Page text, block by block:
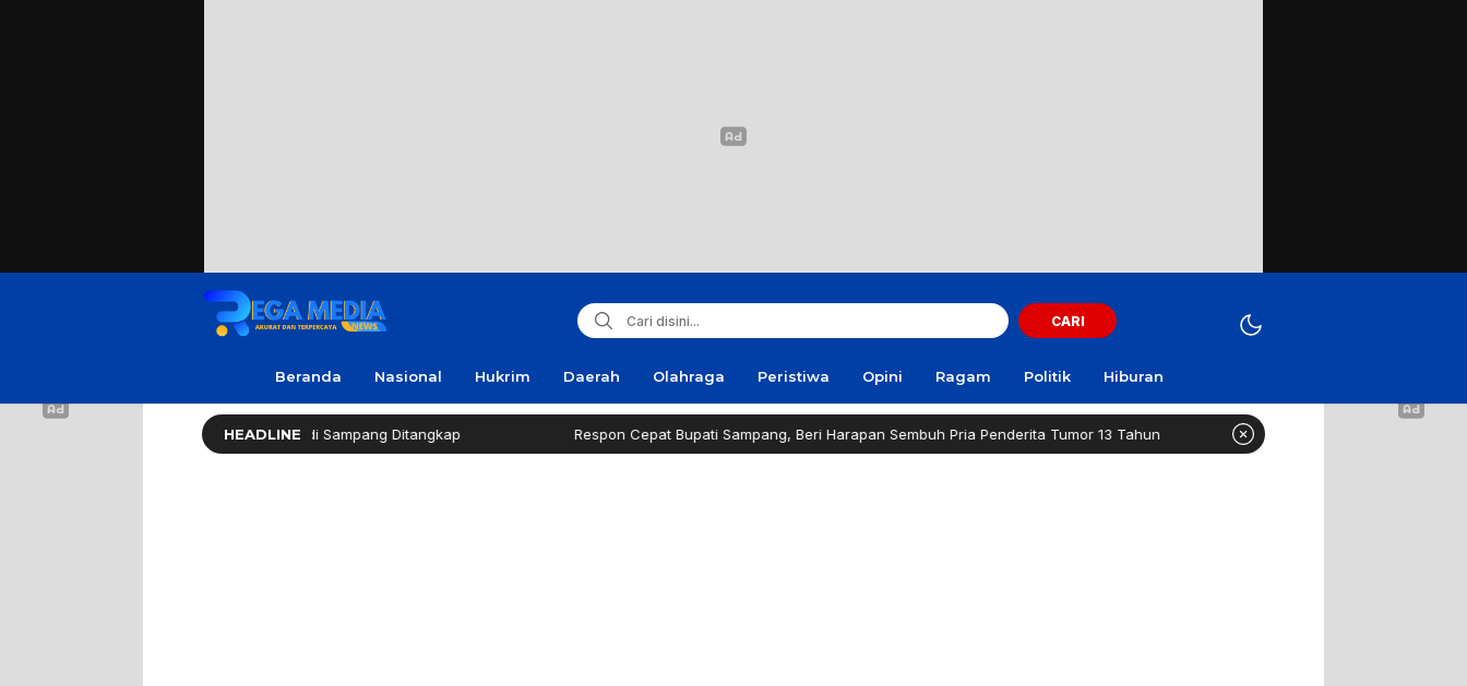
CARI
Beranda Nasional Hukrim Daerah Olahraga Peristiwa Opini Ragam Politik Hiburan
HEADLINE
Warga Soal Utang, 3 Pria di Sampang Ditangkap Respon Cepat Bupati Sampang, Beri Harapan Sembuh Pria Penderita Tumor 13 Tahun Healthy Long Life (HLL) Kini Hadir di